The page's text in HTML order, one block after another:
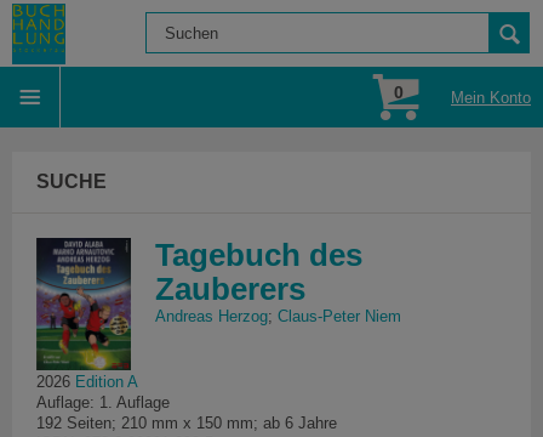
0 Mein Konto
SUCHE
Tagebuch des
Zauberers
Andreas Herzog; Claus-Peter Niem
2026 Edition A
Auflage: 1. Auflage
192 Seiten; 210 mm x 150 mm; ab 6 Jahre